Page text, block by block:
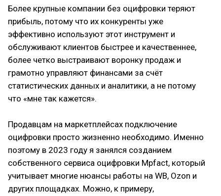
Более крупные компании без оцифровки теряют
прибыль, потому что их конкуренты уже
эффективно используют этот инструмент и
обслуживают клиентов быстрее и качественнее,
более четко выстраивают воронку продаж и
грамотно управляют финансами за счёт
статистических данных и аналитики, а не потому
что «мне так кажется».
Продавцам на маркетплейсах подключение
оцифровки просто жизненно необходимо. Именно
поэтому в 2023 году я занялся созданием
собственного сервиса оцифровки Mpfact, который
учитывает многие нюансы работы на WB, Ozon и
других площадках. Можно, к примеру,